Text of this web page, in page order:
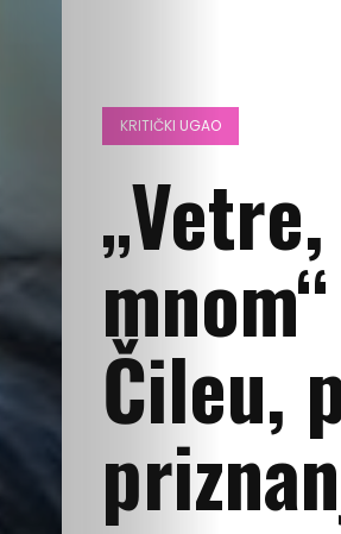
KRITIČKI UGAO
Čileu,